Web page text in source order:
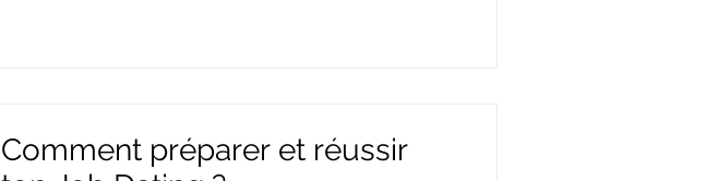
Comment préparer et réussir